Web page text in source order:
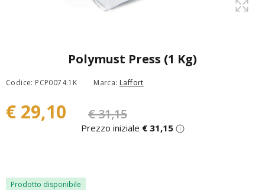
Polymust Press (1 Kg)
Codice: PCP0074.1K Marca: Laffort
€ 29,10 € 31,15
Prezzo iniziale € 31,15
Prodotto disponibile